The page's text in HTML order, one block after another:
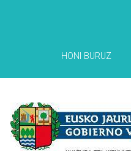
HONI BURUZ